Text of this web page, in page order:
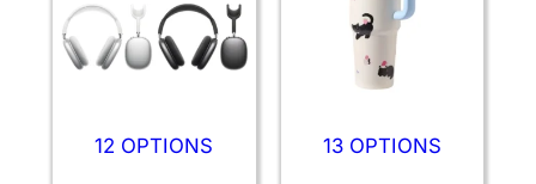
12 OPTIONS 13 OPTIONS